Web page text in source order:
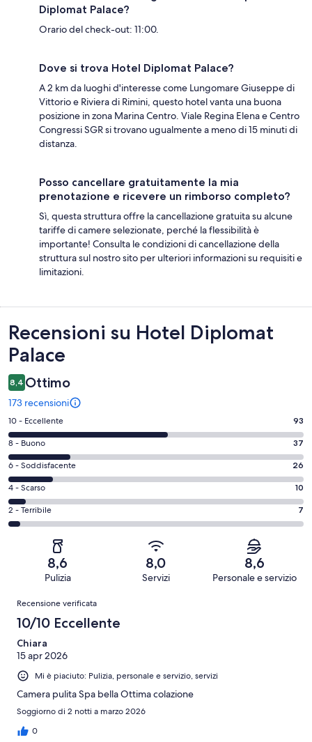
Diplomat Palace?
Orario del check-out: 11:00.
Dove si trova Hotel Diplomat Palace?
A 2 km da luoghi d'interesse come Lungomare Giuseppe di
Vittorio e Riviera di Rimini, questo hotel vanta una buona
posizione in zona Marina Centro. Viale Regina Elena e Centro
Congressi SGR si trovano ugualmente a meno di 15 minuti di
distanza.
Posso cancellare gratuitamente la mia
prenotazione e ricevere un rimborso completo?
Sì, questa struttura offre la cancellazione gratuita su alcune
tariffe di camere selezionate, perché la flessibilità è
importante! Consulta le condizioni di cancellazione della
struttura sul nostro sito per ulteriori informazioni su requisiti e
limitazioni.
Recensioni
Recensioni su Hotel Diplomat
Palace
8,4 Ottimo
173 recensioni
Valutazione
di
10
-
Eccellente.
93
su
173
recensioni
10 - Eccellente 93
Valutazione
di
8
-
Buono.
37
su
recensioni
8 - Buono 37
Valutazione
di
6
-
Soddisfacente.
recensioni
6 - Soddisfacente 26
Valutazione
di
4
recensioni
4 - Scarso 10
Valutazione
di
Terribile.
su
recensioni
2 - Terribile 7
8,6
Pulizia
8,0
Servizi
8,6
Personale e servizio
Recensioni
Recensione verificata
10/10 Eccellente
Chiara
15 apr 2026
Mi è piaciuto: Pulizia, personale e servizio, servizi
Camera pulita Spa bella Ottima colazione
Soggiorno di 2 notti a marzo 2026
0